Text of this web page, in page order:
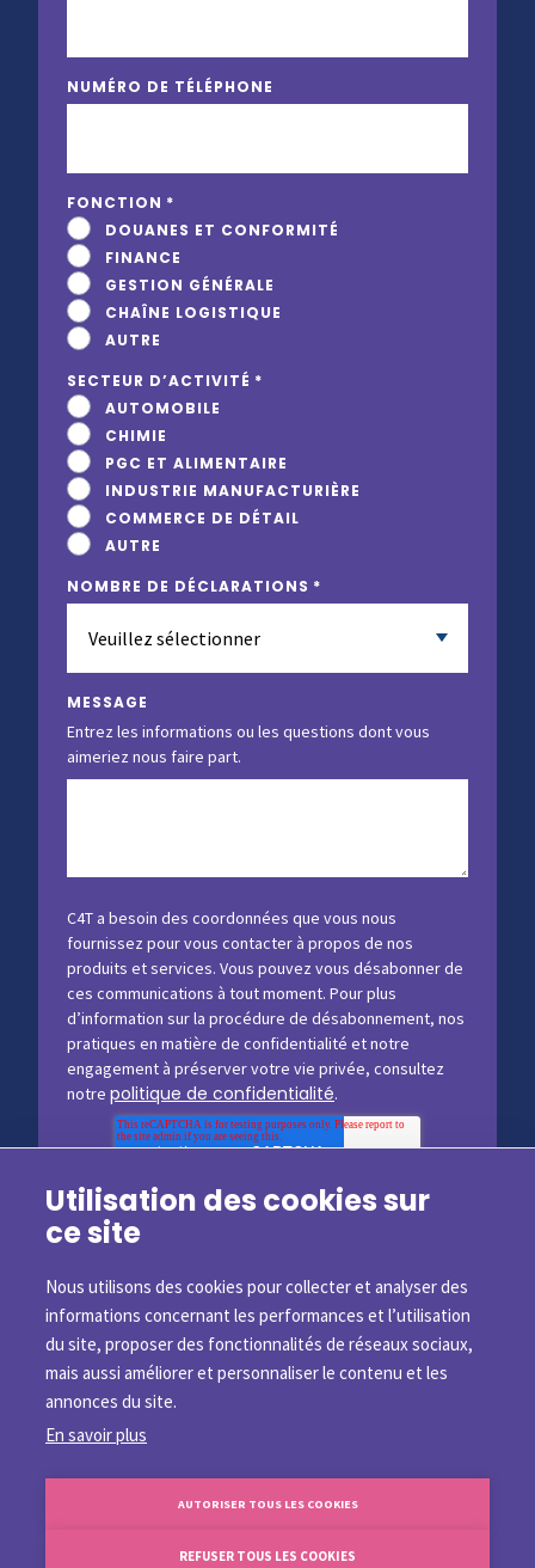
NUMÉRO DE TÉLÉPHONE
FONCTION *
DOUANES ET CONFORMITÉ
FINANCE
GESTION GÉNÉRALE
CHAÎNE LOGISTIQUE
AUTRE
SECTEUR D’ACTIVITÉ *
AUTOMOBILE
CHIMIE
PGC ET ALIMENTAIRE
INDUSTRIE MANUFACTURIÈRE
COMMERCE DE DÉTAIL
AUTRE
NOMBRE DE DÉCLARATIONS *
MESSAGE
Entrez les informations ou les questions dont vous
aimeriez nous faire part.
C4T a besoin des coordonnées que vous nous
fournissez pour vous contacter à propos de nos
produits et services. Vous pouvez vous désabonner de
ces communications à tout moment. Pour plus
d’information sur la procédure de désabonnement, nos
pratiques en matière de confidentialité et notre
engagement à préserver votre vie privée, consultez
notre politique de confidentialité.
Recrutement Partenaires
Politique de confidentialité
Utilisation des cookies sur
ce site
Nous utilisons des cookies pour collecter et analyser des
informations concernant les performances et l’utilisation
du site, proposer des fonctionnalités de réseaux sociaux,
mais aussi améliorer et personnaliser le contenu et les
annonces du site.
En savoir plus
AUTORISER TOUS LES COOKIES
REFUSER TOUS LES COOKIES